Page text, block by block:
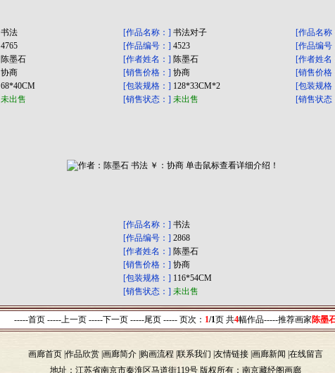
书法
4765
陈墨石
协商
68*40CM
未出售
[作品名称：] 书法对子
[作品编号：] 4523
[作者姓名：] 陈墨石
[销售价格：] 协商
[包装规格：] 128*33CM*2
[销售状态：] 未出售
[作品名称
[作品编号
[作者姓名
[销售价格
[包装规格
[销售状态
[作品名称：] 书法
[作品编号：] 2868
[作者姓名：] 陈墨石
[销售价格：] 协商
[包装规格：] 116*54CM
[销售状态：] 未出售
-----首页 -----上一页 -----下一页 -----尾页 -----页次： 1/1页 共4幅作品-----推荐画家 陈墨
画廊首页 作品欣赏 画廊简介 购画流程 联系我们 友情链接 画廊新闻 在线留言
地址：江苏省南京市秦淮区马道街119号 版权所有：南京藏经阁画廊